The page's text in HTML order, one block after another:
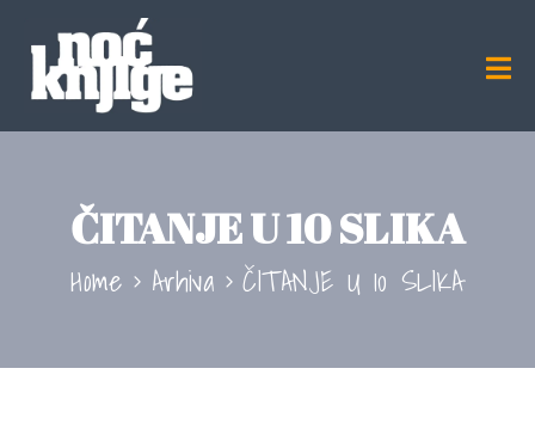
ČITANJE U 10 SLIKA
Home Arhiva ČITANJE U 10 SLIKA